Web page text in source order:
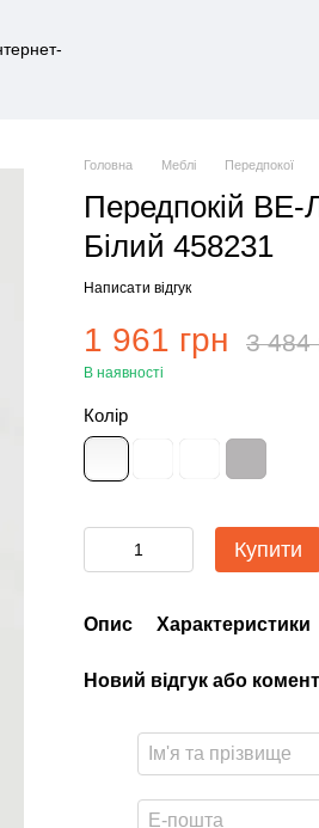
Головна Меблі Передпокої
Передпокій
Білий 458231
Написати відгук
1 961 грн 3 484
В наявності
Колір
Купити
Опис Характеристики
Новий відгук або